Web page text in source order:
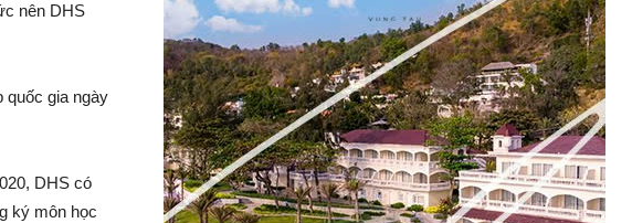
nên DHS
quốc gia ngày
DHS có
ký môn học